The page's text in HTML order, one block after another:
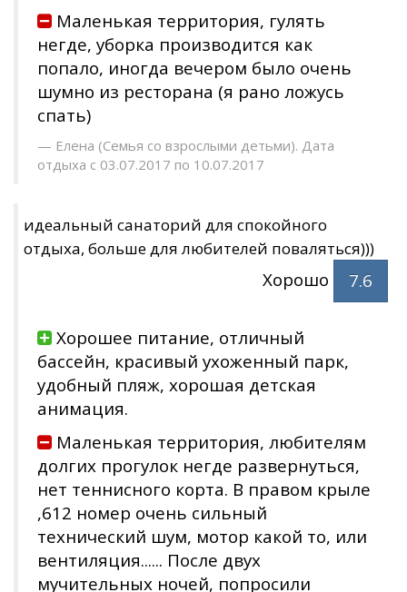
Маленькая территория, гулять
негде, уборка производится как
попало, иногда вечером было очень
шумно из ресторана (я рано ложусь
спать)
Елена (Семья со взрослыми детьми). Дата
отдыха с 03.07.2017 по 10.07.2017
идеальный санаторий для спокойного
отдыха, больше для любителей поваляться)))
Хорошо 7.6
Хорошее питание, отличный
бассейн, красивый ухоженный парк,
удобный пляж, хорошая детская
анимация.
Маленькая территория, любителям
долгих прогулок негде развернуться,
нет теннисного корта. В правом крыле
,612 номер очень сильный
технический шум, мотор какой то, или
вентиляция...... После двух
мучительных ночей, попросили